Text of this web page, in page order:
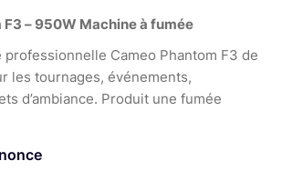
– 950W Machine à fumée
professionnelle Cameo Phantom F3 de
les tournages, événements,
d’ambiance. Produit une fumée
avec un temps de chauffe rapide et